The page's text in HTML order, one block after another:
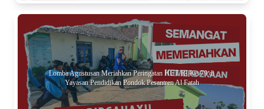
Lomba Agustusan Meriahkan Peringatan HUT RI Ke-79 di
Yayasan Pendidikan Pondok Pesantren Al Fatah